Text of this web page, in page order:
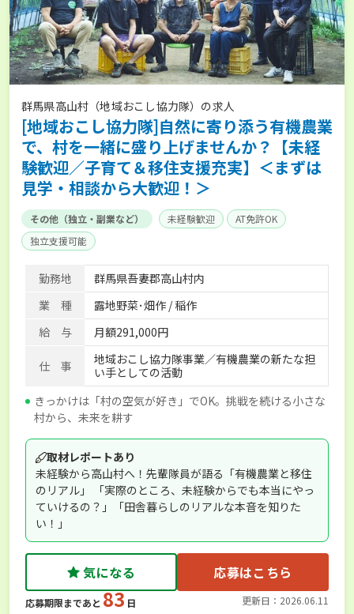
群馬県高山村（地域おこし協力隊）の求人
[地域おこし協力隊]自然に寄り添う有機農業
で、村を一緒に盛り上げませんか？【未経
験歓迎／子育て＆移住支援充実】＜まずは
見学・相談から大歓迎！＞
その他（独立・副業など） 未経験歓迎
AT免許OK
独立支援可能
勤務地
群馬県吾妻郡高山村内
業 種
露地野菜･畑作 / 稲作
給 与
月額291,000円
仕 事
地域おこし協力隊事業／有機農業の新たな担
い手としての活動
きっかけは「村の空気が好き」でOK。挑戦を続ける小さな
村から、未来を耕す
取材レポートあり
未経験から高山村へ！先輩隊員が語る「有機農業と移住
のリアル」 「実際のところ、未経験からでも本当にやっ
ていけるの？」「田舎暮らしのリアルな本音を知りた
い！」
気になる 応募はこちら
応募期限まであと 83 日 更新日：2026.06.11